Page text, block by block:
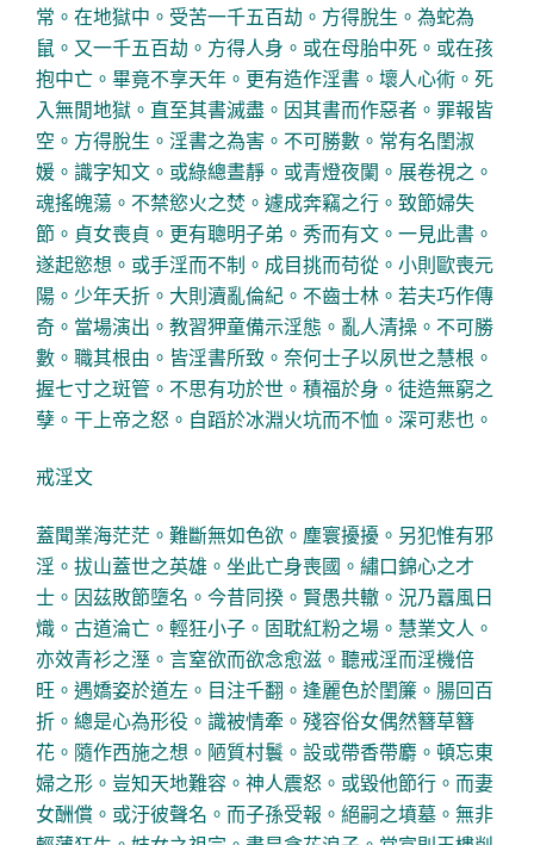
常。在地獄中。受苦一千五百劫。方得脫生。為蛇為
鼠。又一千五百劫。方得人身。或在母胎中死。或在孩
抱中亡。畢竟不享天年。更有造作淫書。壞人心術。死
入無閒地獄。直至其書滅盡。因其書而作惡者。罪報皆
空。方得脫生。淫書之為害。不可勝數。常有名閨淑
媛。識字知文。或綠總晝靜。或青燈夜闌。展卷視之。
魂搖魄蕩。不禁慾火之焚。遽成奔竊之行。致節婦失
節。貞女喪貞。更有聰明子弟。秀而有文。一見此書。
遂起慾想。或手淫而不制。成目挑而苟從。小則歐喪元
陽。少年夭折。大則瀆亂倫紀。不齒士林。若夫巧作傳
奇。當場演出。教習狎童備示淫態。亂人清操。不可勝
數。職其根由。皆淫書所致。奈何士子以夙世之慧根。
握七寸之斑管。不思有功於世。積福於身。徒造無窮之
孽。干上帝之怒。自蹈於冰淵火坑而不恤。深可悲也。
戒淫文
蓋聞業海茫茫。難斷無如色欲。塵寰擾擾。另犯惟有邪
淫。拔山蓋世之英雄。坐此亡身喪國。繡口錦心之才
士。因茲敗節墮名。今昔同揆。賢愚共轍。況乃囂風日
熾。古道淪亡。輕狂小子。固耽紅粉之場。慧業文人。
亦效青衫之溼。言窒欲而欲念愈滋。聽戒淫而淫機倍
旺。遇嬌姿於道左。目注千翻。逢麗色於閨簾。腸回百
折。總是心為形役。識被情牽。殘容俗女偶然簪草簪
花。隨作西施之想。陋質村鬟。設或帶香帶麝。頓忘東
婦之形。豈知天地難容。神人震怒。或毀他節行。而妻
女酬償。或汙彼聲名。而子孫受報。絕嗣之墳墓。無非